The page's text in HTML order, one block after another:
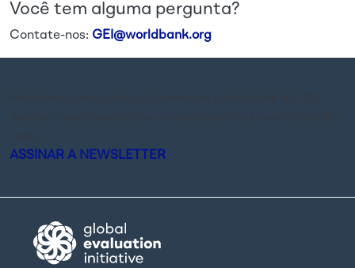
Você tem alguma pergunta?
Contate-nos: GEI@worldbank.org
ASSINAR A NEWSLETTER